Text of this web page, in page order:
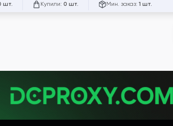
шт. Купили: 0 шт. Мин. заказ: 1 шт.